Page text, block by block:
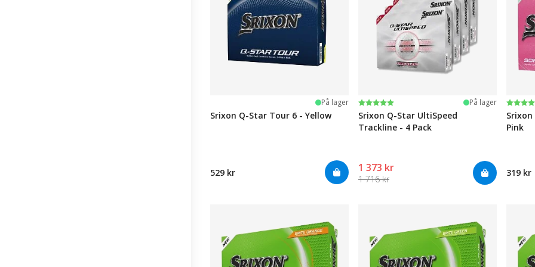
På lager
Srixon Q-Star Tour 6 - Yellow
529 kr
Karakter:
5.0 av 5 mulige På lager
Srixon Q-Star UltiSpeed
Trackline - 4 Pack
1 373 kr
1 716 kr
4.4
Srixon
Pink
319 kr